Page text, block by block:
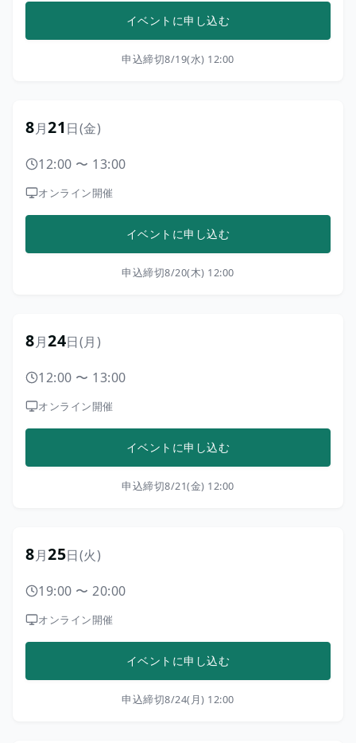
イベントに申し込む
申込締切8/19(水) 12:00
8月21日(金)
12:00 〜 13:00
オンライン開催
イベントに申し込む
申込締切8/20(木) 12:00
8月24日(月)
12:00 〜 13:00
オンライン開催
イベントに申し込む
申込締切8/21(金) 12:00
8月25日(火)
19:00 〜 20:00
オンライン開催
イベントに申し込む
申込締切8/24(月) 12:00